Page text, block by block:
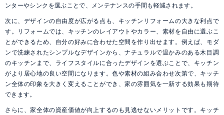
ンターやシンクを選ぶことで、メンテナンスの手間も軽減されます。
次に、デザインの自由度が広がる点も、キッチンリフォームの大きな利点で
す。リフォームでは、キッチンのレイアウトやカラー、素材を自由に選ぶこ
とができるため、自分の好みに合わせた空間を作り出せます。例えば、モダ
ンで洗練されたシンプルなデザインから、ナチュラルで温かみのある木目調
のキッチンまで、ライフスタイルに合ったデザインを選ぶことで、キッチン
がより居心地の良い空間になります。色や素材の組み合わせ次第で、キッチ
ン全体の印象を大きく変えることができ、家の雰囲気を一新する効果も期待
できます。
さらに、家全体の資産価値が向上するのも見逃せないメリットです。キッチ